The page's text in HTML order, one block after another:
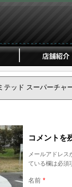
ッド スーパーチャ
コメントを
メールアドレス
ている欄は必須
名前 *